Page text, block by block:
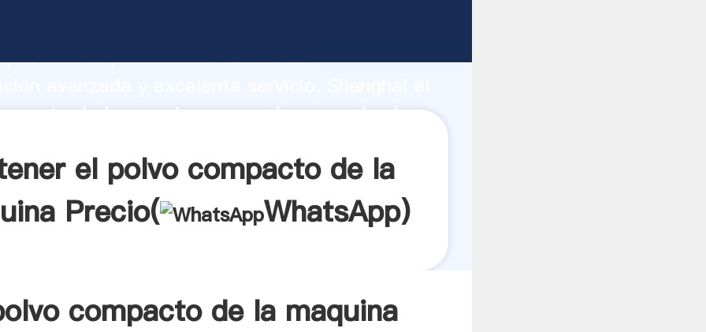
de producción, fuerza de
de la maquina proveedor crea el valor
el polvo compacto de la
Precio(
WhatsApp)
compacto de la maquina